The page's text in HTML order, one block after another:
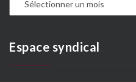
Espace syndical